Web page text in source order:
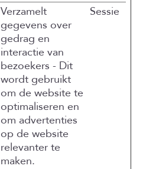
Verzamelt
gegevens over
gedrag en
interactie van
bezoekers - Dit
wordt gebruikt
om de website te
optimaliseren en
om advertenties
op de website
relevanter te
maken.
Sessie